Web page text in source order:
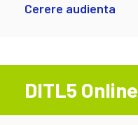
Cerere audienta
DITL5 Online